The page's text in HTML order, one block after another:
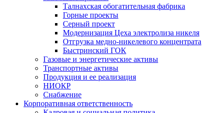
Талнахская обогатительная фабрика
Горные проекты
Серный проект
Модернизация Цеха электролиза никеля
Отгрузка медно-никелевого концентрата
Быстринский ГОК
Газовые и энергетические активы
Транспортные активы
Продукция и ее реализация
НИОКР
Снабжение
Корпоративная ответственность